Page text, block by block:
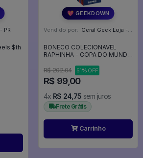
PR
$th
💖 GEEKDOWN
Vendido por: Geral Geek Loja - SP
BONECO COLECIONAVEL
RAPHINHA - COPA DO MUNDO
R$ 202,04
51% OFF
R$ 99,00
4x R$ 24,75 sem juros
Frete Grátis
Carrinho